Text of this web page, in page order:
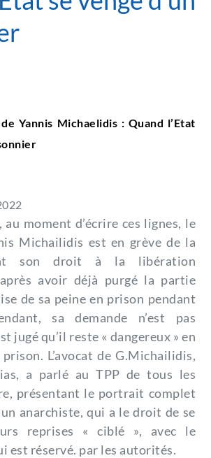
Yannis Michaelidis : Quand l’Etat
moment d’écrire ces lignes, le
Michailidis est en grève de la
son droit à la libération
avoir déjà purgé la partie
de sa peine en prison pendant
sa demande n’est pas
jugé qu’il reste « dangereux » en
L’avocat de G.Michailidis,
a parlé au TPP de tous les
présentant le portrait complet
anarchiste, qui a le droit de se
reprises « ciblé », avec le
est réservé. par les autorités.